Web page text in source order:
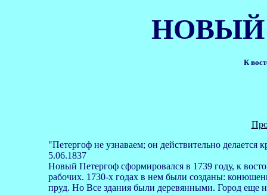
НОВЫЙ
К
"Петергоф не узнаваем; он действительно
5.06.1837
Новый Петергоф сформировался в 1739 году, к
рабочих. 1730-х годах в нем были созданы:
пруд. Но Все здания были деревянными. Город еще